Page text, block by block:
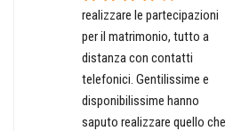
realizzare le partecipazioni
per il matrimonio, tutto a
distanza con contatti
telefonici. Gentilissime e
disponibilissime hanno
saputo realizzare quello che